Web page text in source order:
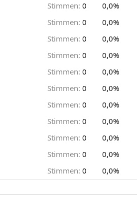
Stimmen: 0
0,0%
Stimmen: 0
0,0%
Stimmen: 0
0,0%
Stimmen: 0
0,0%
Stimmen: 0
0,0%
Stimmen: 0
0,0%
Stimmen: 0
0,0%
Stimmen: 0
0,0%
Stimmen: 0
0,0%
Stimmen: 0
0,0%
Stimmen: 0 0,0%